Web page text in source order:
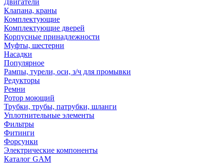
Клапана, краны
Комплектующие
Комплектующие дверей
Корпусные принадлежности
Муфты, шестерни
Насадки
Популярное
Рампы, турели, оси, з/ч для промывки
Редукторы
Ремни
Ротор моющий
Трубки, трубы, патрубки, шланги
Уплотнительные элементы
Фильтры
Фитинги
Форсунки
Электрические компоненты
Каталог GAM